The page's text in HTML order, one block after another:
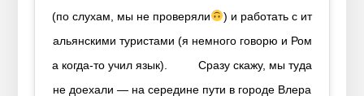
(по слухам, мы не проверяли
) и работать с ит
альянскими туристами (я немного говорю и Ром
а когда-то учил язык).⠀ ⠀⠀ Сразу скажу, мы туда
не доехали — на середине пути в городе Влера